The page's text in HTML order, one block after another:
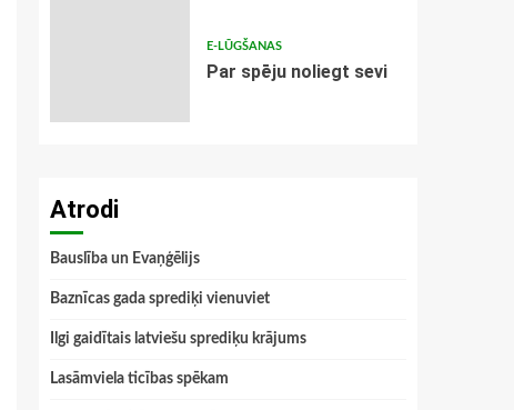
E-LŪGŠANAS
Par spēju noliegt sevi
Atrodi
Bauslība un Evaņģēlijs
Baznīcas gada sprediķi vienuviet
Ilgi gaidītais latviešu sprediķu krājums
Lasāmviela ticības spēkam